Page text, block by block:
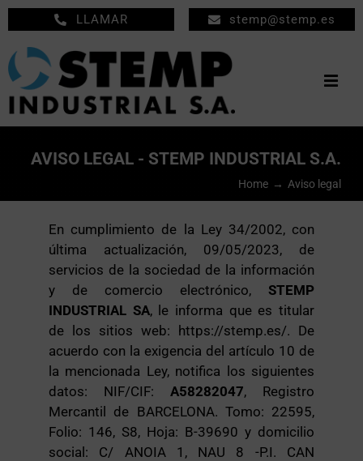
Saltar
al
contenido
LLAMAR stemp@stemp.es
EMPRESA
PRODUCTOS
NOTICIAS
AVISO LEGAL - STEMP INDUSTRIAL S.A.
Home Aviso legal
En cumplimiento de la Ley 34/2002, con
última actualización, 09/05/2023, de
servicios de la sociedad de la información
y de comercio electrónico, STEMP
INDUSTRIAL SA, le informa que es titular
de los sitios web: https://stemp.es/. De
acuerdo con la exigencia del artículo 10 de
la mencionada Ley, notifica los siguientes
datos: NIF/CIF: A58282047, Registro
Mercantil de BARCELONA. Tomo: 22595,
Folio: 146, S8, Hoja: B-39690 y domicilio
social: C/ ANOIA 1, NAU 8 -P.I. CAN